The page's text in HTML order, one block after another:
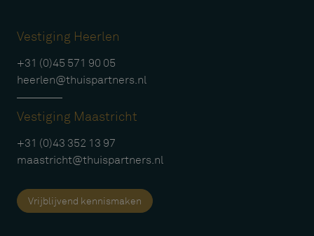
Vestiging Heerlen
+31 (0)45 571 90 05
heerlen@thuispartners.nl
Vestiging Maastricht
+31 (0)43 352 13 97
maastricht@thuispartners.nl
Vrijblijvend kennismaken